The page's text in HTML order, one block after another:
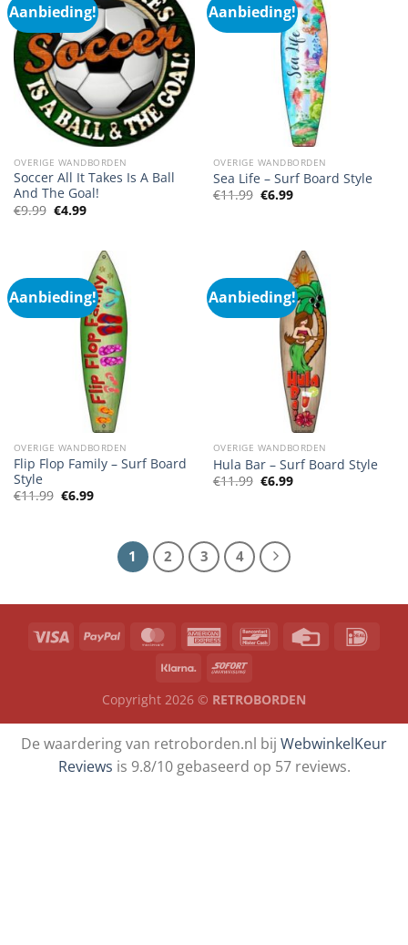
Aanbieding!
OVERIGE WANDBORDEN
Soccer All It Takes Is A Ball
And The Goal!
€9.99 Oorspronkelijke
prijs
€4.99Huidige
Aanbieding!
OVERIGE WANDBORDEN
Sea Life – Surf Board Style
€11.99 Oorspronkelijke
€6.99Huidige
Aanbieding!
OVERIGE WANDBORDEN
Flip Flop Family – Surf Board
Style
€11.99 Oorspronkelijke
€6.99Huidige
Aanbieding!
OVERIGE WANDBORDEN
Hula Bar – Surf Board Style
€11.99 Oorspronkelijke
prijs
€6.99Huidige
1 2 3 4
Copyright 2026 © RETROBORDEN
De waardering van retroborden.nl bij WebwinkelKeur
Reviews is 9.8/10 gebaseerd op 57 reviews.